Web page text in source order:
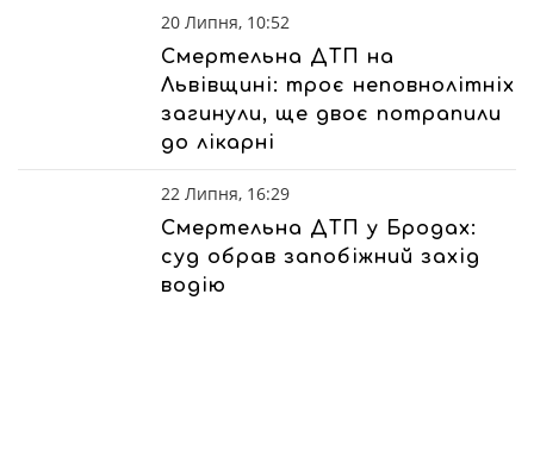
20 Липня, 10:52
Смертельна ДТП на
Львівщині: троє неповнолітніх
загинули, ще двоє потрапили
до лікарні
22 Липня, 16:29
Смертельна ДТП у Бродах:
суд обрав запобіжний захід
водію